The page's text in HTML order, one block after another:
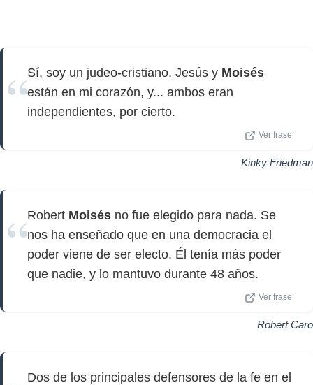
Sí, soy un judeo-cristiano. Jesús y Moisés
están en mi corazón, y... ambos eran
independientes, por cierto.
Ver frase
Kinky Friedman
Robert Moisés no fue elegido para nada. Se
nos ha enseñado que en una democracia el
poder viene de ser electo. Él tenía más poder
que nadie, y lo mantuvo durante 48 años.
Ver frase
Robert Caro
Dos de los principales defensores de la fe en el